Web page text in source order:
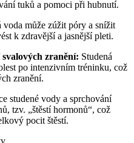
tuků a pomoci při hubnutí.
voda může zúžit póry a snížit
k zdravější a jasnější pleti.
zranění: Studená
po intenzivním tréninku, což
zranění.
studené vody a sprchování
tzv. „štěstí hormonů“, což
pocit štěstí.